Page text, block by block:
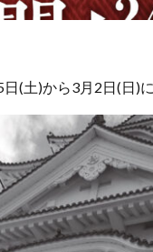
(土)から3月2日(日)